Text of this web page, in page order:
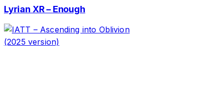
Lyrian XR – Enough